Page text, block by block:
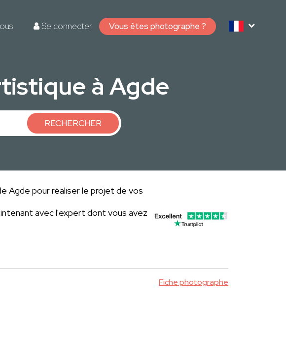
Se connecter Vous êtes photographe ?
à Agde
RECHERCHER
Agde pour réaliser le projet de vos
avec l'expert dont vous avez
Fiche photographe